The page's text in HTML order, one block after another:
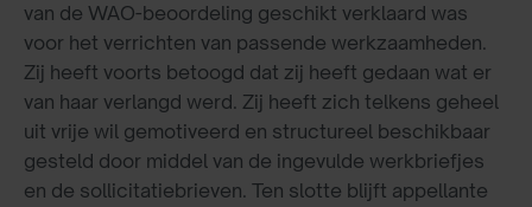
van de WAO-beoordeling geschikt verklaard was
voor het verrichten van passende werkzaamheden.
Zij heeft voorts betoogd dat zij heeft gedaan wat er
van haar verlangd werd. Zij heeft zich telkens geheel
uit vrije wil gemotiveerd en structureel beschikbaar
gesteld door middel van de ingevulde werkbriefjes
en de sollicitatiebrieven. Ten slotte blijft appellante